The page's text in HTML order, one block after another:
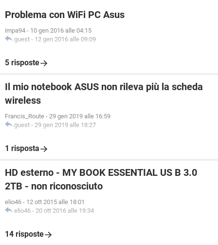
Problema con WiFi PC Asus
impa94 - 10 gen 2016 alle 04:15
guest - 12 gen 2016 alle 09:09
5 risposte
Il mio notebook ASUS non rileva più la scheda
wireless
Francis_Route - 29 gen 2019 alle 16:59
guest - 29 gen 2019 alle 18:27
1 risposta
HD esterno - MY BOOK ESSENTIAL US B 3.0
2TB - non riconosciuto
elio46 - 12 ott 2015 alle 18:01
elio46 - 20 ott 2016 alle 19:34
14 risposte